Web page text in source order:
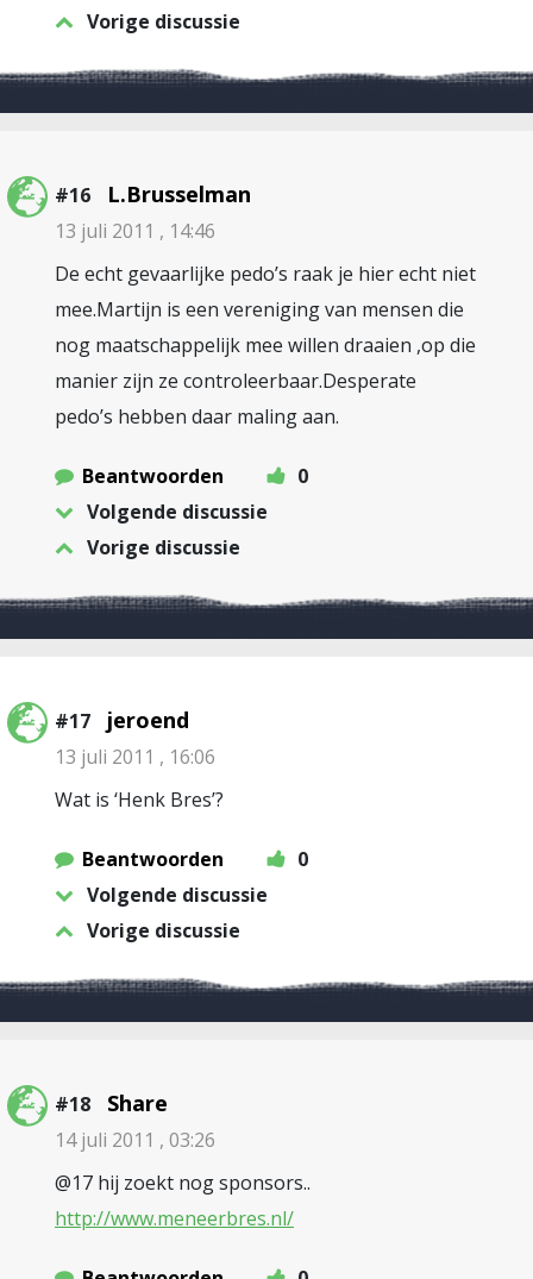
Vorige discussie
#16 L.Brusselman
13 juli 2011 , 14:46
De echt gevaarlijke pedo’s raak je hier echt niet
mee.Martijn is een vereniging van mensen die
nog maatschappelijk mee willen draaien ,op die
manier zijn ze controleerbaar.Desperate
pedo’s hebben daar maling aan.
Beantwoorden
0
Volgende discussie
Vorige discussie
#17 jeroend
13 juli 2011 , 16:06
Wat is ‘Henk Bres’?
Beantwoorden
0
Volgende discussie
Vorige discussie
#18 Share
14 juli 2011 , 03:26
@17 hij zoekt nog sponsors..
http://www.meneerbres.nl/